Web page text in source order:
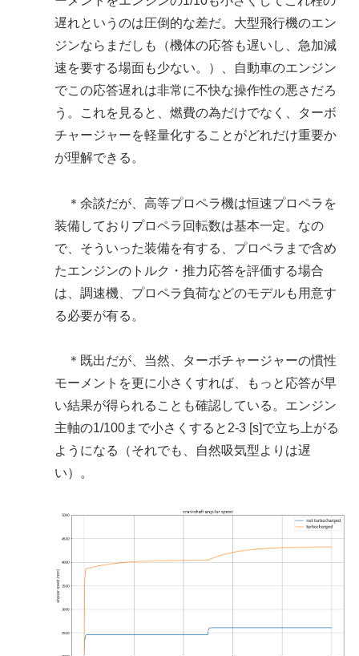
遅れというのは圧倒的な差だ。大型飛行機のエン
ジンならまだしも（機体の応答も遅いし、急加減
速を要する場面も少ない。）、自動車のエンジン
でこの応答遅れは非常に不快な操作性の悪さだろ
う。これを見ると、燃費の為だけでなく、ターボ
チャージャーを軽量化することがどれだけ重要か
が理解できる。
＊余談だが、高等プロペラ機は恒速プロペラを
装備しておりプロペラ回転数は基本一定。なの
で、そういった装備を有する、プロペラまで含め
たエンジンのトルク・推力応答を評価する場合
は、調速機、プロペラ負荷などのモデルも用意す
る必要が有る。
＊既出だが、当然、ターボチャージャーの慣性
モーメントを更に小さくすれば、もっと応答が早
い結果が得られることも確認している。エンジン
主軸の1/100まで小さくすると2-3 [s]で立ち上がる
ようになる（それでも、自然吸気型よりは遅
い）。